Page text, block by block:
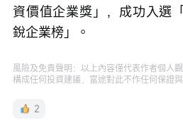
資價值企業獎」，成功入選
銳企業榜」。
風險及免責聲明：以上內容僅代表作者個人
構成任何投資建議，富途對此不作任何保證與
2